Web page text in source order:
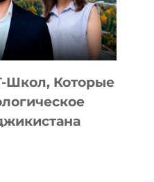
Школ, Которые